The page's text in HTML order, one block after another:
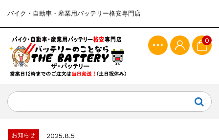
バイク・自動車・産業用バッテリー格安専門店
0
お知らせ
2025.8.5